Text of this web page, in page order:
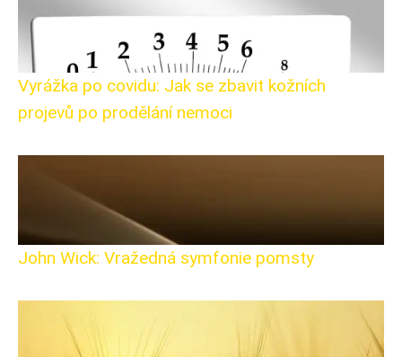
Vyrážka po covidu: Jak se zbavit kožních
projevů po prodělání nemoci
John Wick: Vražedná symfonie pomsty